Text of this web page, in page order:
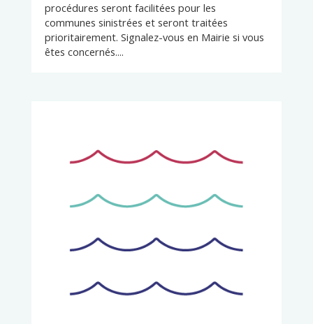
procédures seront facilitées pour les
communes sinistrées et seront traitées
prioritairement. Signalez-vous en Mairie si vous
êtes concernés....